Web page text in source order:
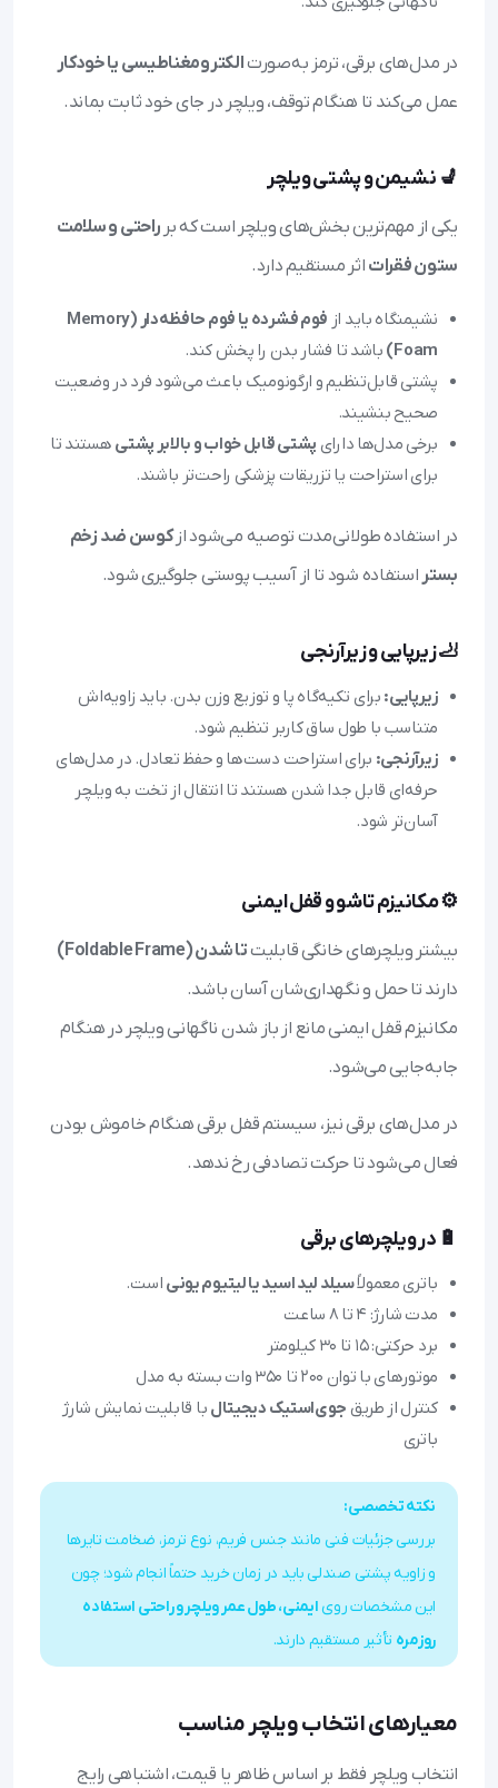
در مدل‌های برقی، ترمز به‌صورتالکترومغناطیسی یا خودکار
عمل می‌کند تا هنگام توقف، ویلچر در جای خود ثابت بماند.
💺 نشیمن و پشتی ویلچر
یکی از مهم‌ترین بخش‌های ویلچر است که بر راحتی و سلامت
ستون فقرات اثر مستقیم دارد.
نشیمنگاه باید از
فوم فشرده یا فوم حافظه‌دار (Memory
Foam) باشد تا فشار بدن را پخش کند.
پشتی قابل‌تنظیم و ارگونومیک باعث می‌شود فرد در وضعیت
صحیح بنشیند.
برخی مدل‌ها دارای پشتی قابل خواب و بالابر پشتی هستند تا
برای استراحت یا تزریقات پزشکی راحت‌تر باشند.
در استفاده طولانی‌مدت توصیه می‌شود ازکوسن ضد زخم
بستر استفاده شود تا از آسیب پوستی جلوگیری شود.
🦶 زیرپایی و زیرآرنجی
زیرپایی: برای تکیه‌گاه پا و توزیع وزن بدن. باید زاویه‌اش
متناسب با طول ساق کاربر تنظیم شود.
زیرآرنجی: برای استراحت دست‌ها و حفظ تعادل. در مدل‌های
حرفه‌ای قابل جدا شدن هستند تا انتقال از تخت به ویلچر
آسان‌تر شود.
⚙️ مکانیزم تاشو و قفل ایمنی
بیشتر ویلچرهای خانگی قابلیتتا شدن (Foldable Frame)
دارند تا حمل و نگهداری‌شان آسان باشد.
مکانیزم قفل ایمنی مانع از باز شدن ناگهانی ویلچر در هنگام
جابه‌جایی می‌شود.
در مدل‌های برقی نیز، سیستم قفل برقی هنگام خاموش بودن
فعال می‌شود تا حرکت تصادفی رخ ندهد.
🔋 در ویلچرهای برقی
باتری معمولاًسیلد لید اسید یا لیتیوم یونی است.
مدت شارژ: ۴ تا ۸ ساعت
برد حرکتی: ۱۵ تا ۳۰ کیلومتر
موتورهای با توان ۲۰۰ تا ۳۵۰ وات بسته به مدل
کنترل از طریق جوی‌استیک دیجیتال با قابلیت نمایش شارژ
باتری
نکته تخصصی:
بررسی جزئیات فنی مانند جنس فریم، نوع ترمز، ضخامت تایرها
و زاویه پشتی صندلی باید در زمان خرید حتماً انجام شود؛ چون
این مشخصات روی ایمنی، طول عمر ویلچر و راحتی استفاده
روزمره تأثیر مستقیم دارند.
معیارهای انتخاب ویلچر مناسب
انتخاب ویلچر فقط بر اساس ظاهر یا قیمت، اشتباهی رایج